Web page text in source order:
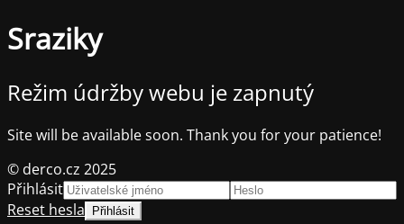
Sraziky
Režim údržby webu je zapnutý
Site will be available soon. Thank you for your patience!
© derco.cz 2025
Přihlásit
Reset hesla